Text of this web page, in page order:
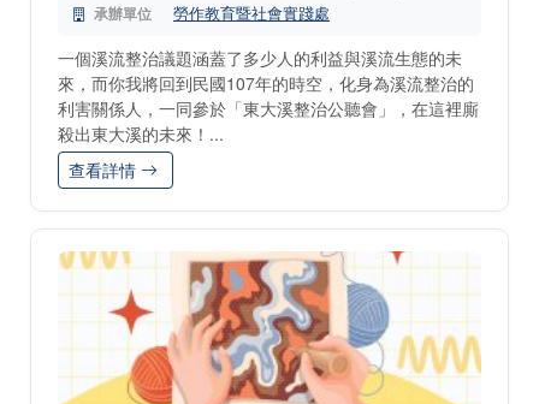
承辦單位 勞作教育暨社會實踐處
一個溪流整治議題涵蓋了多少人的利益與溪流生態的未
來，而你我將回到民國107年的時空，化身為溪流整治的
利害關係人，一同參於「東大溪整治公聽會」，在這裡廝
殺出東大溪的未來！...
查看詳情